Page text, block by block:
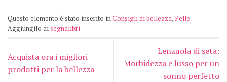
Questo elemento è stato inserito inConsigli di bellezza,Pelle.
Aggiungilo aisegnalibri.
Acquista ora i migliori
prodotti per la bellezza
Lenzuola di seta:
Morbidezza e lusso per un
sonno perfetto